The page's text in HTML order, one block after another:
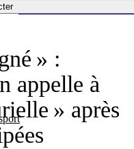
» :
appelle à
» après